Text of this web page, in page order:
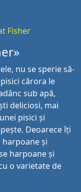
Fisher
nu se sperie să-
cărora le
sub apă,
deliciosi, mai
pisici și
Deoarece îți
harpoane și
harpoane și
o varietate de